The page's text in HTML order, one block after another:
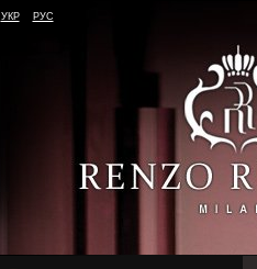
УКР РУС